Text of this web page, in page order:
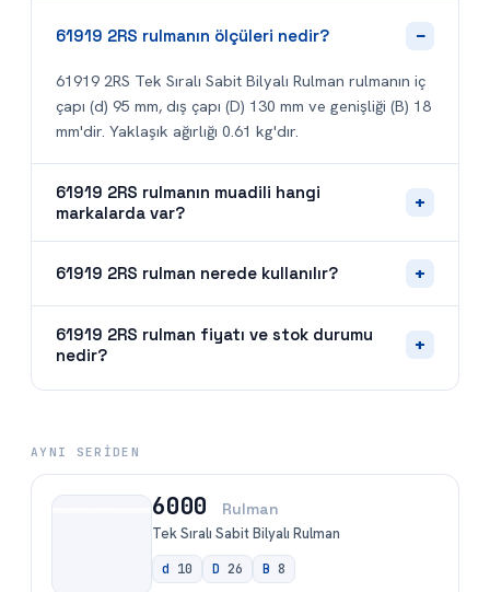
61919 2RS rulmanın ölçüleri nedir? −
61919 2RS Tek Sıralı Sabit Bilyalı Rulman rulmanın iç
çapı (d) 95 mm, dış çapı (D) 130 mm ve genişliği (B) 18
mm'dir. Yaklaşık ağırlığı 0.61 kg'dır.
61919 2RS rulmanın muadili hangi
markalarda var?
+
61919 2RS rulman nerede kullanılır? +
61919 2RS rulman fiyatı ve stok durumu
nedir?
+
AYNI SERIDEN
6000 Rulman
Tek Sıralı Sabit Bilyalı Rulman
d 10 D 26 B 8